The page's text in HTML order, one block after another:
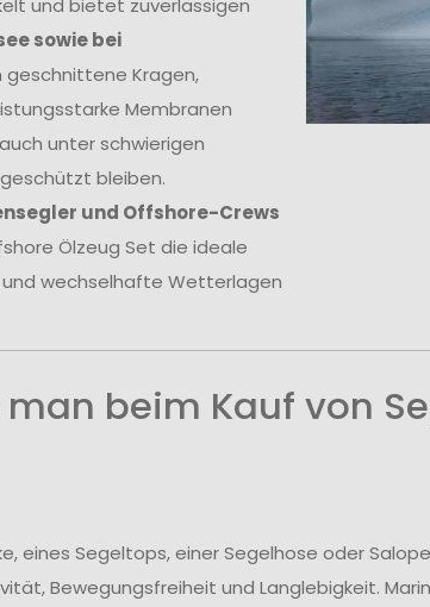
sowie bei
geschnittene Kragen,
Membranen
unter schwierigen
bleiben.
und Offshore-Crews
Ölzeug Set die ideale
wechselhafte Wetterlagen
beim Kauf von
eines Segeltops, einer Segelhose oder
Bewegungsfreiheit und Langlebigkeit.